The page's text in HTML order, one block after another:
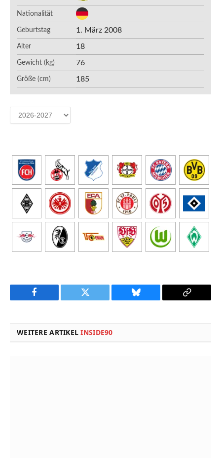
Nationalität
Geburtstag 1. März 2008
Alter 18
Gewicht (kg) 76
Größe (cm) 185
Facebook Twitter Bluesky
Copy
WEITERE ARTIKELINSIDE90